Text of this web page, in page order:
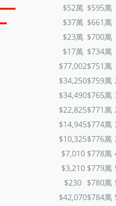
$52萬 $595萬
$37萬 $661萬
$23萬 $700萬
$17萬 $734萬
$77,002$751萬
$34,250$759萬
$34,490$765萬
$22,825$771萬
$14,945$774萬
$10,325$776萬
$7,010 $778萬
$3,210 $779萬
$230 $780萬
$42,070$784萬